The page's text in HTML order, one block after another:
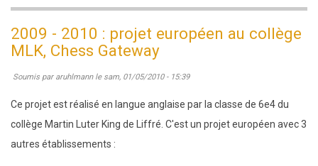
2010
activités
au
collège
Martin
2009 - 2010 : projet européen au collège
MLK, Chess Gateway
Soumis par aruhlmannle sam, 01/05/2010 - 15:39
Ce projet est réalisé en langue anglaise par la classe de 6e4 du
collège Martin Luter King de Liffré. C'est un projet européen avec 3
autres établissements :